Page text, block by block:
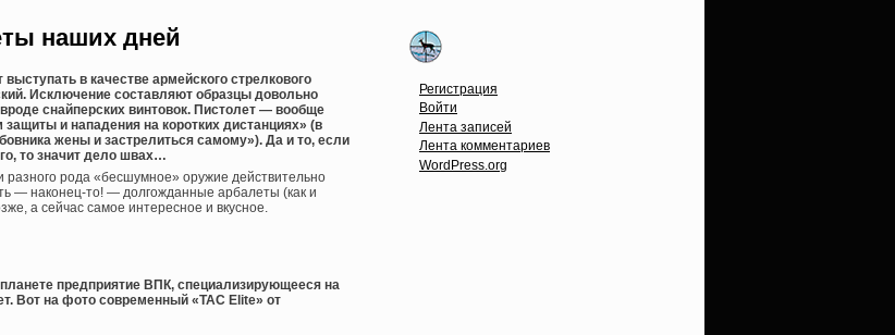
наших дней
в качестве армейского стрелкового
Исключение составляют образцы довольно
снайперских винтовок. Пистолет — вообще
и нападения на коротких дистанциях» (в
жены и застрелиться самому»). Да и то, если
то значит дело швах…
рода «бесшумное» оружие действительно
— наконец-то! — долгожданные арбалеты (как и
а сейчас самое интересное и вкусное.
предприятие ВПК, специализирующееся на
Вот на фото современный «TAC Elite» от
Регистрация
Войти
Лента записей
Лента комментариев
WordPress.org